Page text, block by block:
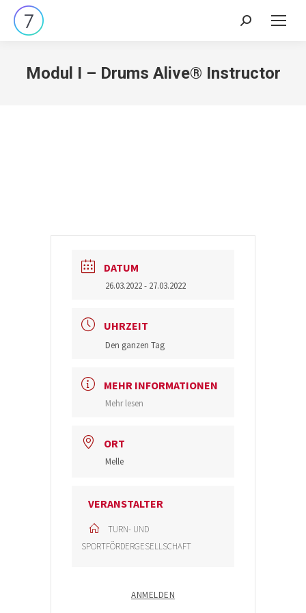
Search:
Modul I – Drums Alive® Instructor
DATUM
26.03.2022- 27.03.2022
UHRZEIT
Den ganzen Tag
MEHR INFORMATIONEN
Mehr lesen
ORT
Melle
VERANSTALTER
TURN- UND
SPORTFÖRDERGESELLSCHAFT
ANMELDEN